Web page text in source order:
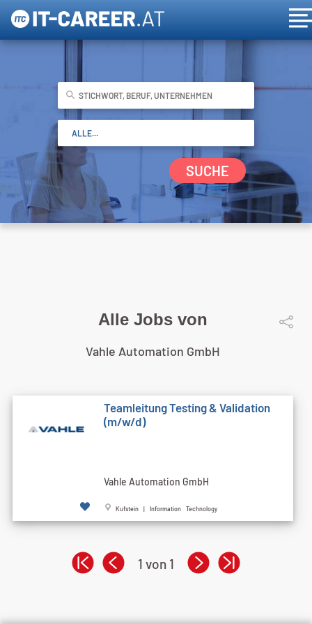
SUCHE
Alle Jobs von
Vahle Automation GmbH
Teamleitung Testing & Validation
(m/w/d)
Vahle Automation GmbH
Kufstein | Information Technology
1 von 1